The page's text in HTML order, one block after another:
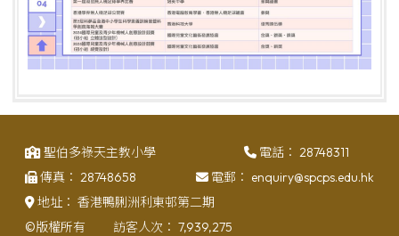
聖伯多祿天主教小學 電話： 28748311
傳真： 28748658 電郵： enquiry@spcps.edu.hk
地址： 香港鴨脷洲利東邨第二期
©版權所有
訪客人次： 7,939,275